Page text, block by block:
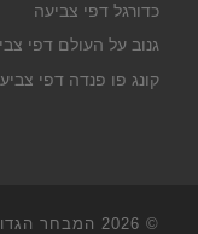
כדורגל דפי צביעה
גנוב על העולם דפי
קונג פו פנדה דפי
© 2026
המבחר